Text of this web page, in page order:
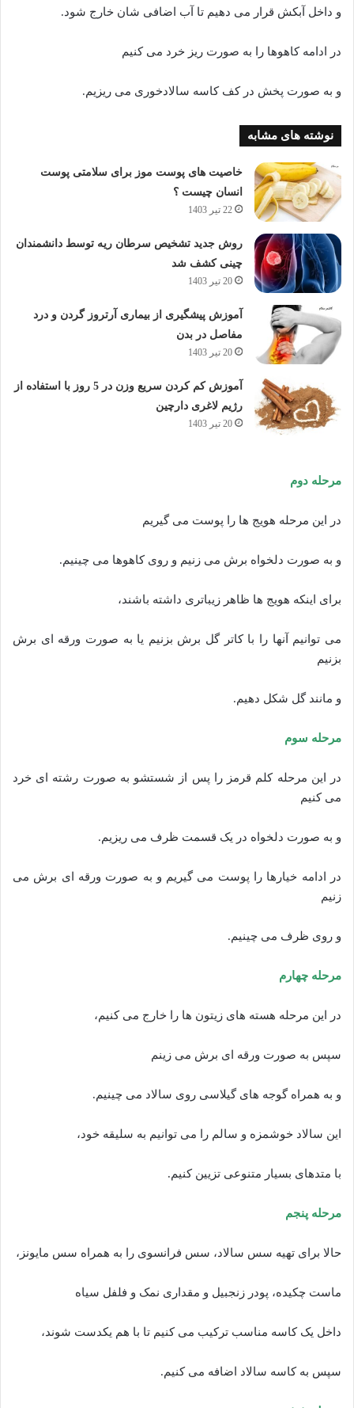
و داخل آبکش قرار می دهیم تا آب اضافی شان خارج شود.
در ادامه کاهوها را به صورت ریز خرد می کنیم
و به صورت پخش در کف کاسه سالادخوری می ریزیم.
نوشته های مشابه
خاصیت های پوست موز برای سلامتی پوست
انسان چیست ؟
22 تیر 1403
روش جدید تشخیص سرطان ریه توسط دانشمندان
چینی کشف شد
20 تیر 1403
آموزش پیشگیری از بیماری آرتروز گردن و درد
مفاصل در بدن
20 تیر 1403
آموزش کم کردن سریع وزن در 5 روز با استفاده از
رژیم لاغری دارچین
20 تیر 1403
مرحله دوم
در این مرحله هویج ها را پوست می گیریم
و به صورت دلخواه برش می زنیم و روی کاهوها می چینیم.
برای اینکه هویج ها ظاهر زیباتری داشته باشند،
می توانیم آنها را با کاتر گل برش بزنیم یا به صورت ورقه ای برش
بزنیم
و مانند گل شکل دهیم.
مرحله سوم
در این مرحله کلم قرمز را پس از شستشو به صورت رشته ای خرد
می کنیم
و به صورت دلخواه در یک قسمت ظرف می ریزیم.
در ادامه خیارها را پوست می گیریم و به صورت ورقه ای برش می
زنیم
و روی ظرف می چینیم.
مرحله چهارم
در این مرحله هسته های زیتون ها را خارج می کنیم،
سپس به صورت ورقه ای برش می زینم
و به همراه گوجه های گیلاسی روی سالاد می چینیم.
این سالاد خوشمزه و سالم را می توانیم به سلیقه خود،
با متدهای بسیار متنوعی تزیین کنیم.
مرحله پنجم
حالا برای تهیه سس سالاد، سس فرانسوی را به همراه سس مایونز،
ماست چکیده، پودر زنجبیل و مقداری نمک و فلفل سیاه
داخل یک کاسه مناسب ترکیب می کنیم تا با هم یکدست شوند،
سپس به کاسه سالاد اضافه می کنیم.